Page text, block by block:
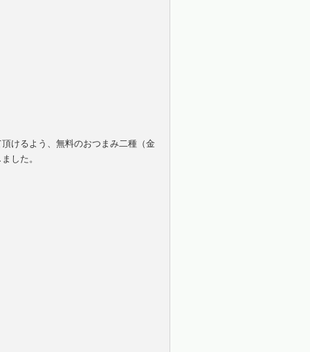
けるよう、無料のおつまみ二種（金
した。